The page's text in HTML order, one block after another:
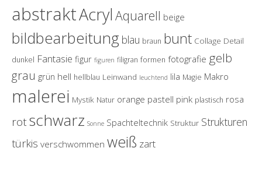
abstraktAcryl Aquarell beige
bildbearbeitung blau braun bunt Collage Detail
dunkel Fantasie figur figuren filigran formen fotografie gelb
grau grün hell hellblau Leinwand leuchtend lila Magie Makro
malerei Mystik Natur orange pastell pink plastisch rosa
rotschwarz Sonne Spachteltechnik Struktur Strukturen
türkis verschwommen weiß zart